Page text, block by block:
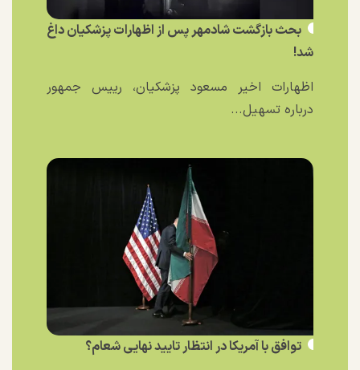
بحث بازگشت شادمهر پس از اظهارات پزشکیان داغ
شد!
اظهارات اخیر مسعود پزشکیان، رییس جمهور
درباره تسهیل...
توافق با آمریکا در انتظار تایید نهایی شعام؟